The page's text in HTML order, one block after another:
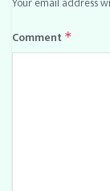
Comment *